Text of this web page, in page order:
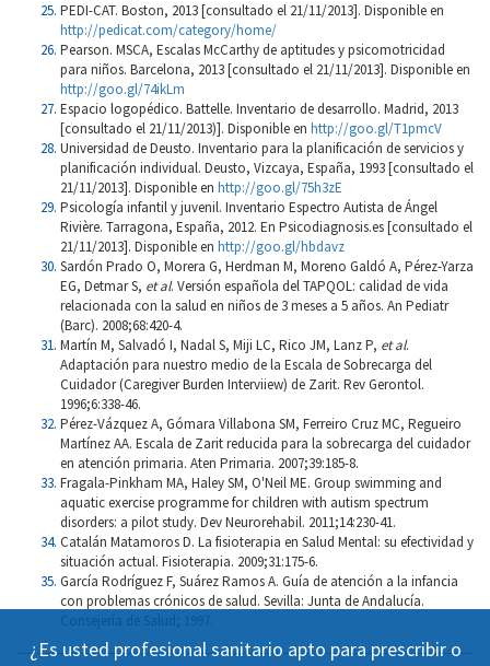
PEDI-CAT. Boston, 2013[consultado el 21/11/2013]. Disponible en
http://pedicat.com/category/home/
Pearson. MSCA, Escalas McCarthy de aptitudes y psicomotricidad
para niños. Barcelona, 2013 [consultado el 21/11/2013]. Disponible en
http://goo.gl/74ikLm
Espacio logopédico. Battelle. Inventario de desarrollo. Madrid, 2013
[consultado el 21/11/2013)]. Disponible en http://goo.gl/T1pmcV
Universidad de Deusto. Inventario para la planificación de servicios y
planificación individual. Deusto, Vizcaya, España, 1993 [consultado el
21/11/2013]. Disponible en http://goo.gl/75h3zE
Psicología infantil y juvenil. Inventario Espectro Autista de Ángel
Rivière. Tarragona, España, 2012. En Psicodiagnosis.es [consultado el
21/11/2013]. Disponible en http://goo.gl/hbdavz
Sardón Prado O, Morera G, Herdman M, Moreno Galdó A, Pérez-Yarza
EG, Detmar S, et al. Versión española del TAPQOL: calidad de vida
relacionada con la salud en niños de 3 meses a 5 años. An Pediatr
(Barc). 2008;68:420-4.
Martín M, Salvadó I, Nadal S, Miji LC, Rico JM, Lanz P, et al.
Adaptación para nuestro medio de la Escala de Sobrecarga del
Cuidador (Caregiver Burden Interviiew) de Zarit. Rev Gerontol.
1996;6:338-46.
Pérez-Vázquez A, Gómara Villabona SM, Ferreiro Cruz MC, Regueiro
Martínez AA. Escala de Zarit reducida para la sobrecarga del cuidador
en atención primaria. Aten Primaria. 2007;39:185-8.
Fragala-Pinkham MA, Haley SM, O'Neil ME. Group swimming and
aquatic exercise programme for children with autism spectrum
disorders: a pilot study. Dev Neurorehabil. 2011;14:230-41.
Catalán Matamoros D. La fisioterapia en Salud Mental: su efectividad y
situación actual. Fisioterapia. 2009;31:175-6.
García Rodríguez F, Suárez Ramos A. Guía de atención a la infancia
con problemas crónicos de salud. Sevilla: Junta de Andalucía.
¿Es usted profesional sanitario apto para prescribir o